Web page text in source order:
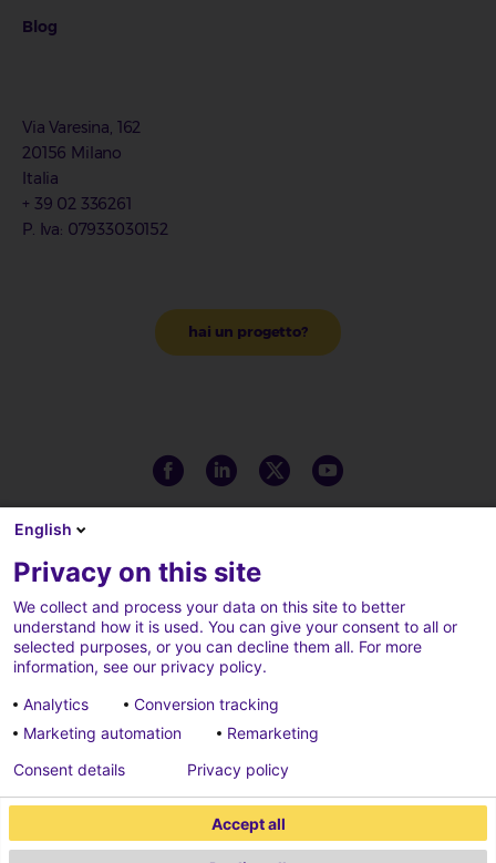
Blog
Via Varesina, 162
20156 Milano
Italia
+ 39 02 336261
P. Iva: 07933030152
hai un progetto?
Note legali Cookie policy
Cookies parameters Privacy policy
English
Privacy on this site
We collect and process your data on this site to better
understand how it is used. You can give your consent to all or
selected purposes, or you can decline them all. For more
information, see our privacy policy.
Analytics
Conversion tracking
Marketing automation
Remarketing
Accept all
Consent details Privacy policy